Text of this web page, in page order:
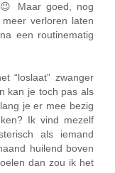
Maar goed, nog
verloren laten
een routinematig
“loslaat” zwanger
kan je toch pas als
je er mee bezig
Ik vind mezelf
als iemand
huilend boven
dan zou ik het